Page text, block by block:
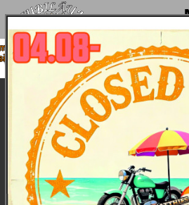
von 4. bis 15.08. Sommerpause
ab 18.08. wieder mit voller Power für
Fat Bob Modelljahr
Bike & Bilder
Hauptmerkmale
Daten
Farben und Preise